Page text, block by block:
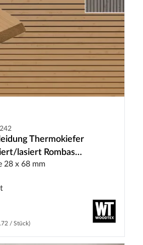
Thermokiefer
lasiert Rombas
28 x 68 mm
/ Stück)